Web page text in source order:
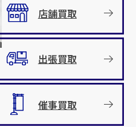
店舗買取
出張買取
催事買取